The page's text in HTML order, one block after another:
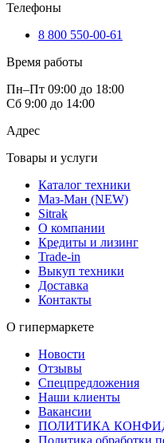
Телефоны
8 800 550-00-61
Время работы
Пн–Пт 09:00 до 18:00
Сб 9:00 до 14:00
Адрес
Товары и услуги
Каталог техники
Маз-Ман (NEW)
Sitrak
О компании
Кредиты и лизинг
Trade-in
Выкуп техники
Доставка
Контакты
О гипермаркете
Новости
Отзывы
Спецпредложения
Наши клиенты
Вакансии
ПОЛИТИКА